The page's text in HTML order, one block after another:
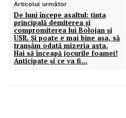
Articolul următor
De luni începe asaltul: ținta
principală demiterea și
compromiterea lui Bolojan și
USR. Și poate e mai bine așa, să
tranșăm odată mizeria asta.
Hai să înceapă jocurile foamei!
Anticipate și ce va fi…